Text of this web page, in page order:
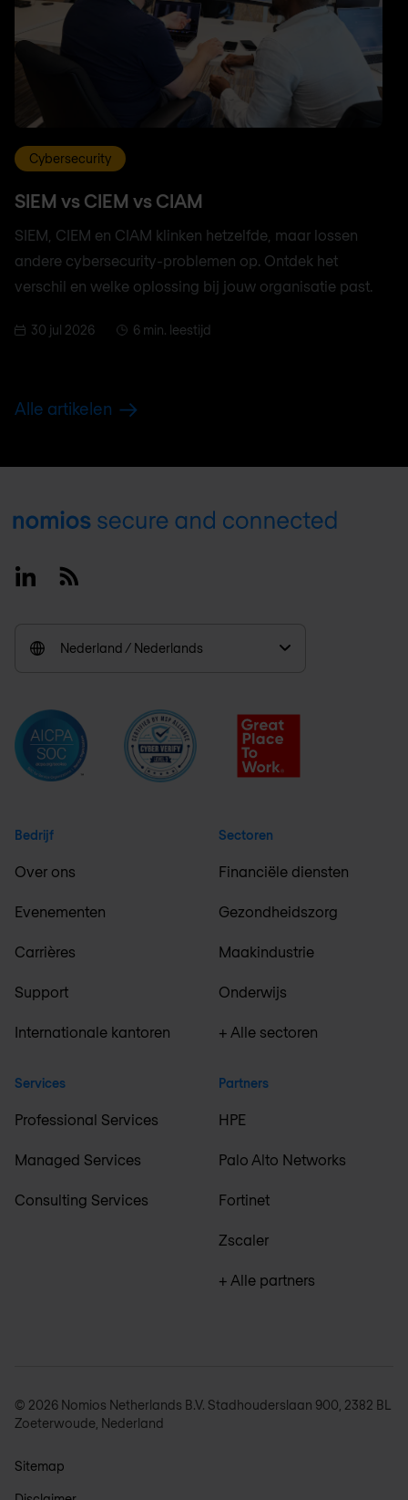
Cybersecurity
SIEM vs CIEM vs CIAM
SIEM, CIEM en CIAM klinken hetzelfde, maar lossen
andere cybersecurity-problemen op. Ontdek het
verschil en welke oplossing bij jouw organisatie past.
30 jul 2026 6 min. leestijd
Alle artikelen
Footer
LinkedinRSS
Nederland / Nederlands
Bedrijf
Over ons
Evenementen
Carrières
Support
Internationale kantoren
Services
Professional Services
Managed Services
Consulting Services
Sectoren
Financiële diensten
Gezondheidszorg
Maakindustrie
Onderwijs
+ Alle sectoren
Partners
HPE
Palo Alto Networks
Fortinet
Zscaler
+ Alle partners
© 2026 Nomios Netherlands B.V. Stadhouderslaan 900, 2382 BL
Zoeterwoude, Nederland
Sitemap